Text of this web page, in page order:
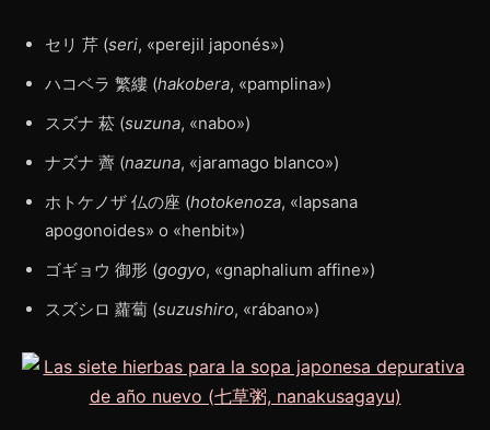
セリ 芹 (seri, «perejil japonés»)
ハコベラ 繁縷 (hakobera, «pamplina»)
スズナ 菘 (suzuna, «nabo»)
ナズナ 薺 (nazuna, «jaramago blanco»)
ホトケノザ 仏の座 (hotokenoza, «lapsana
apogonoides» o «henbit»)
ゴギョウ 御形 (gogyo, «gnaphalium affine»)
スズシロ 蘿蔔 (suzushiro, «rábano»)